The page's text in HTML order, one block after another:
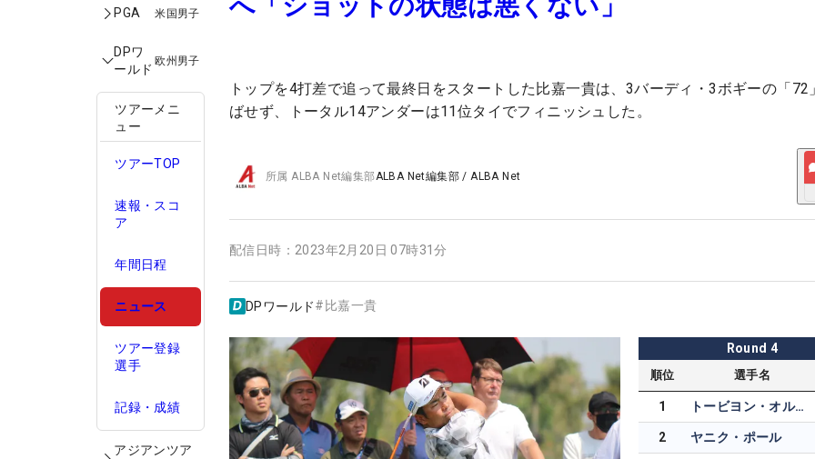
PGA 米国男子
DPワ
ールド
欧州男子
ツアーメニ
ュー
ツアーTOP
速報・スコ
ア
年間日程
ニュース
ツアー登録
選手
記録・成績
アジアンツア
トップを4打差で追って最終日をスタートした比嘉一貴は、3バーディ・3ボギーの「72
ばせず、トータル14アンダーは11位タイでフィニッシュした。
所属ALBA Net編集部ALBA Net編集部 /ALBA Net
配信日時： 2023年2月20日 07時31分
DPワールド# 比嘉一貴
Round 4
順位 選手名
1 トービヨン・オルセン
2 ヤニク・ポール